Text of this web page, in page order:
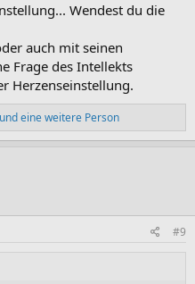
Wendest du die
auch mit seinen
Frage des Intellekts
Herzenseinstellung.
und eine weitere Person
#9